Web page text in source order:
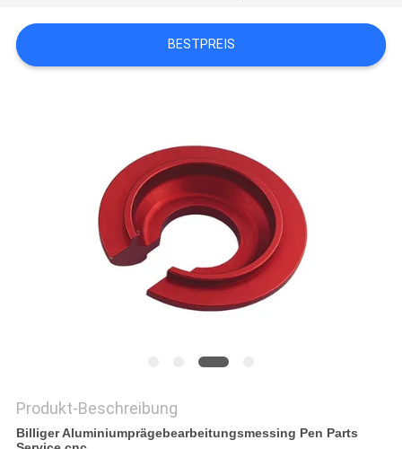
SITEMAP
BESTPREIS
Produkt-Beschreibung
Billiger Aluminiumprägebearbeitungsmessing Pen Parts